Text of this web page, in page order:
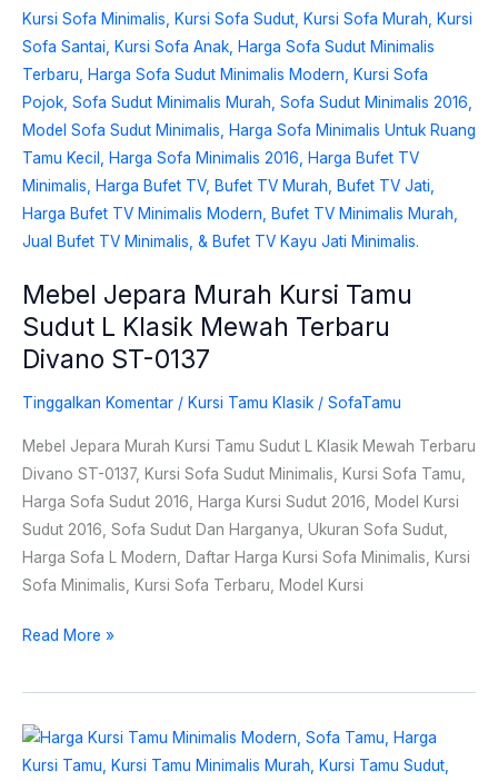
Mebel Jepara Murah Kursi Tamu
Sudut L Klasik Mewah Terbaru
Divano ST-0137
Tinggalkan Komentar / Kursi Tamu Klasik / SofaTamu
Mebel Jepara Murah Kursi Tamu Sudut L Klasik Mewah Terbaru
Divano ST-0137, Kursi Sofa Sudut Minimalis, Kursi Sofa Tamu,
Harga Sofa Sudut 2016, Harga Kursi Sudut 2016, Model Kursi
Sudut 2016, Sofa Sudut Dan Harganya, Ukuran Sofa Sudut,
Harga Sofa L Modern, Daftar Harga Kursi Sofa Minimalis, Kursi
Sofa Minimalis, Kursi Sofa Terbaru, Model Kursi
L
Klasik
Mewah
Terbaru
Divano
ST-
0137
Read More »
Kursi
Tamu